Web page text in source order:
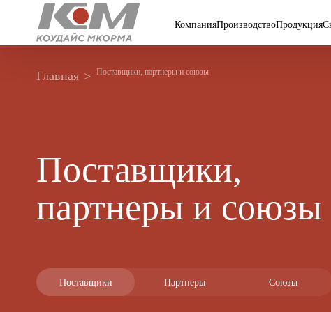
КомпанияПроизводствоПродукция
Главная Поставщики, партнеры и союзы
Поставщики,
партнеры и союзы
Поставщики Партнеры Союзы